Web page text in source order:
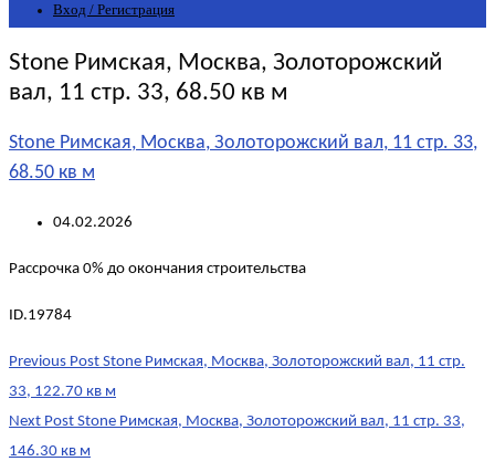
Вход / Регистрация
Stone Римская, Москва, Золоторожский
вал, 11 стр. 33, 68.50 кв м
Stone Римская, Москва, Золоторожский вал, 11 стр. 33,
68.50 кв м
04.02.2026
Рассрочка 0% до окончания строительства
ID.19784
Post
navigation
Previous Post Stone Римская, Москва, Золоторожский вал, 11 стр.
33, 122.70 кв м
Next Post Stone Римская, Москва, Золоторожский вал, 11 стр. 33,
146.30 кв м